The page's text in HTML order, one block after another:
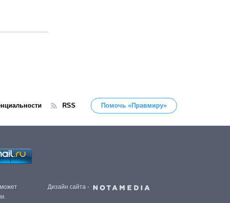
RSS Помочь «Правмиру»
Дизайн сайта -